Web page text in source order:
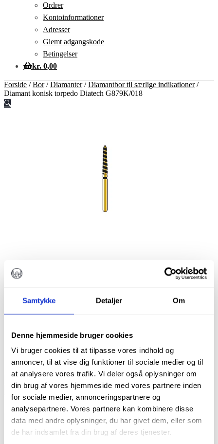
Samtykke Detaljer Om
Denne hjemmeside bruger cookies
Vi bruger cookies til at tilpasse vores indhold og
annoncer, til at vise dig funktioner til sociale medier og til
at analysere vores trafik. Vi deler også oplysninger om
din brug af vores hjemmeside med vores partnere inden
for sociale medier, annonceringspartnere og
analysepartnere. Vores partnere kan kombinere disse
data med andre oplysninger, du har givet dem, eller som
de har indsamlet fra din brug af deres tjenester.
Ordrer
Kontoinformationer
Adresser
Glemt adgangskode
Betingelser
kr. 0,00
Forside /Bor/Diamanter/Diamantbor til særlige indikationer/
Diamant konisk torpedo Diatech G879K/018
🔍
DIAMANT KONISK TORPEDO
kr.180,00
Diatech diamantbor
Pakke m. 5 stk.
Diamant
konisk
torpedo
Diatech
G879K/018
antal
TILFØJ TIL KURV
Varenummer (SKU):205091AA Kategorier:Bor,Alle produkter
Diamantbor til særlige indikationer,Diamanter,Koniske diamantbor
Beskrivelse